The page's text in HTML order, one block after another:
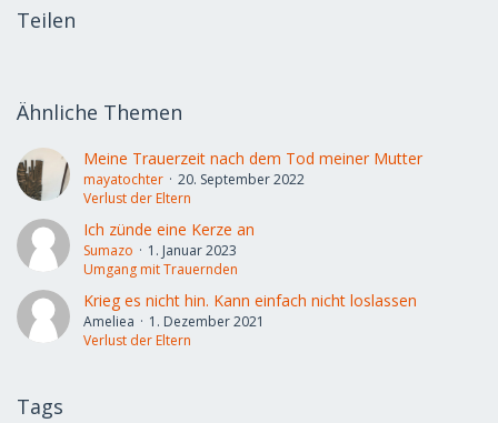
Teilen
Ähnliche Themen
Meine Trauerzeit nach dem Tod meiner Mutter
mayatochter
20. September 2022
Verlust der Eltern
Ich zünde eine Kerze an
Sumazo
1. Januar 2023
Umgang mit Trauernden
Krieg es nicht hin. Kann einfach nicht loslassen
Ameliea
1. Dezember 2021
Verlust der Eltern
Tags